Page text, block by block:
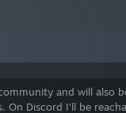
80er Jahren bin ich
Nicknamen 'thebugfix'
and will also
On Discord I’ll be